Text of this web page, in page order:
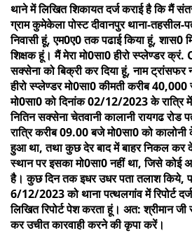
थाने में लिखित शिकायत दर्ज कराई है कि मैं
ग्राम कुमेकेला पोस्ट दीवानपुर थाना-
निवासी हूं, एम0ए0 तक पढाई किया हूं, शास0
शिक्षक हूं। मैं मेरा मो0सा0 हीरो स्प्लेण्डर
सक्सेना को बिक्री कर दिया हूं, नाम ट्रांसफर
हीरो स्प्लेण्डर मो0सा0 कीमती करीब
मो0सा0 को दिनांक 02/12/2023 के रात्रि
नितिन सक्सेना चेतवानी कालानी रायगढ रोड
रात्रि करीब 09.00 बजे मो0सा0 को
हुआ था, तथा कुछ देर बाद में बाहर निकल कर
स्थान पर इसका मो0सा0 नहीं था, जिसे कोई
है। कुछ दिन तक इधर उधर पता तलाश किये,
6/12/2023 को थाना पत्थलगांव में रिपोर्ट
लिखित रिपोर्ट पेश करता हूं। अत: श्रीमान जी
कर उचीत कारवाही करने की कृपा करें।